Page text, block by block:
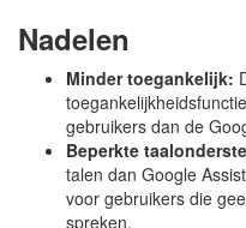
Nadelen
Minder toegankelijk:
gebruikers dan de
Beperkte
talen dan Google
voor gebruikers die
spreken.